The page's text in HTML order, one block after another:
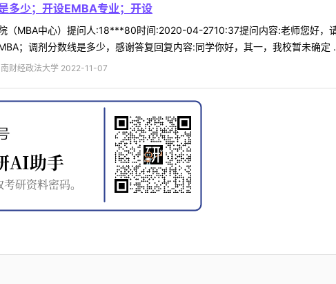
多少；开设EMBA专业；开设
（MBA中心）提问人:18***80时间:2020-04-2710:37提问内容:老师您好，
；调剂分数线是多少，感谢答复回复内容:同学你好，其一，我校暂未确定
财经政法大学 2022-11-07